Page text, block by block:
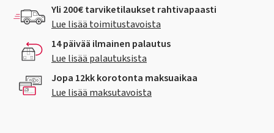
Yli 200€ tarviketilaukset rahtivapaasti
Lue lisää toimitustavoista
14 päivää ilmainen palautus
Lue lisää palautuksista
Jopa 12kk korotonta maksuaikaa
Lue lisää maksutavoista